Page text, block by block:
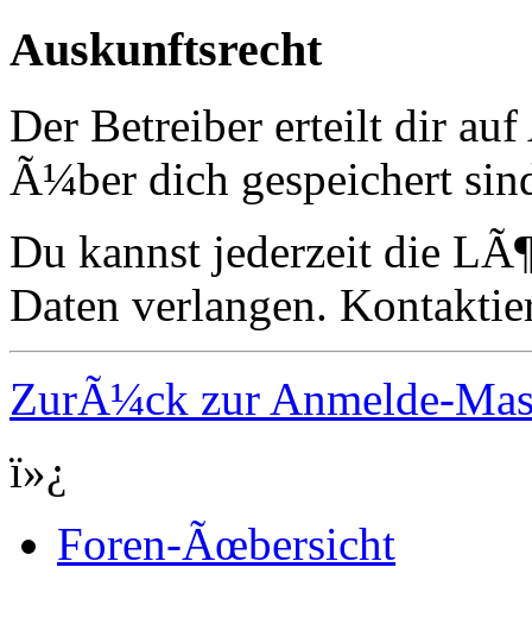
Auskunftsrecht
Der Betreiber erteilt dir
Ã¼ber dich gespeichert
Du kannst jederzeit die
Daten verlangen.
ZurÃ¼ck zur Anmelde-
ï»¿
Foren-Ãœbersicht